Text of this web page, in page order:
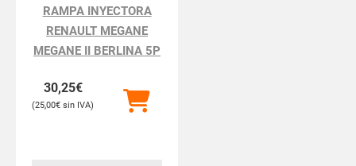
RAMPA INYECTORA
RENAULT MEGANE
MEGANE II BERLINA 5P
30,25€
25,00€